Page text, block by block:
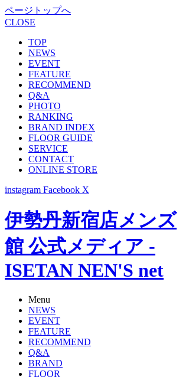
ページトップへ
CLOSE
TOP
NEWS
EVENT
FEATURE
RECOMMEND
Q&A
PHOTO
RANKING
BRAND INDEX
FLOOR GUIDE
SERVICE
CONTACT
ONLINE STORE
instagram Facebook X
伊勢丹新宿店メンズ
館 公式メディア -
ISETAN NEN'S net
Menu
NEWS
EVENT
FEATURE
RECOMMEND
Q&A
BRAND
FLOOR